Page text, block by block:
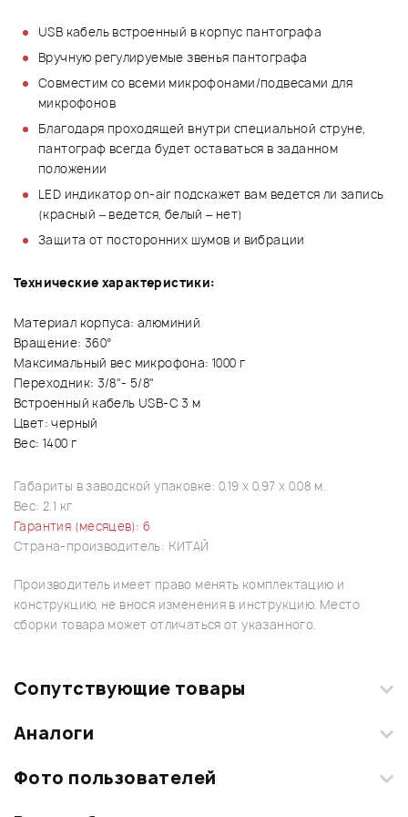
USB кабель встроенный в корпус пантографа
Вручную регулируемые звенья пантографа
Совместим со всеми микрофонами/подвесами для
микрофонов
Благодаря проходящей внутри специальной струне,
пантограф всегда будет оставаться в заданном
положении
LED индикатор on-air подскажет вам ведется ли запись
(красный – ведется, белый – нет)
Защита от посторонних шумов и вибрации
Технические характеристики:
Материал корпуса: алюминий
Вращение: 360°
Максимальный вес микрофона: 1000 г
Переходник: 3/8"- 5/8"
Встроенный кабель USB-C 3 м
Цвет: черный
Вес: 1400 г
Габариты в заводской упаковке: 0.19 x 0.97 x 0.08 м.
Вес: 2.1 кг
Гарантия (месяцев): 6
Страна-производитель: КИТАЙ
Производитель имеет право менять комплектацию и
конструкцию, не внося изменения в инструкцию. Место
сборки товара может отличаться от указанного.
Сопутствующие товары
Аналоги
Фото пользователей